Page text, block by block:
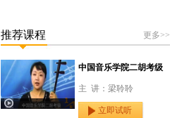
更多>>
推荐课程
中国音乐学院二胡考级
主 讲：梁聆聆
立即试听